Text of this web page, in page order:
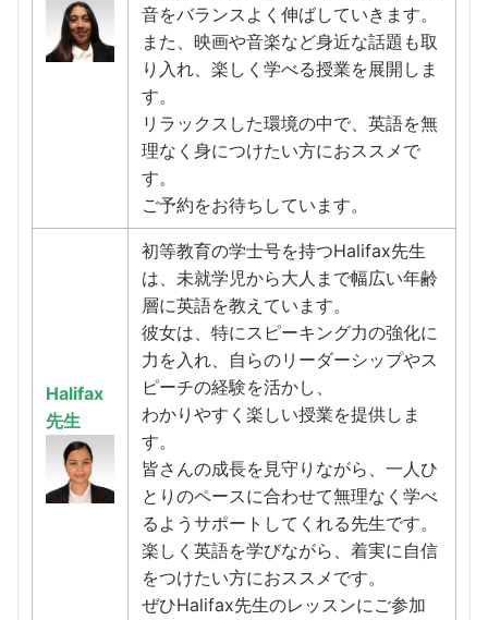
音をバランスよく伸ばしていきます。
また、映画や音楽など身近な話題も取
り入れ、楽しく学べる授業を展開しま
す。
リラックスした環境の中で、英語を無
理なく身につけたい方におススメで
す。
ご予約をお待ちしています。
Halifax
先生
初等教育の学士号を持つHalifax先生
は、未就学児から大人まで幅広い年齢
層に英語を教えています。
彼女は、特にスピーキング力の強化に
力を入れ、自らのリーダーシップやス
ピーチの経験を活かし、
わかりやすく楽しい授業を提供しま
す。
皆さんの成長を見守りながら、一人ひ
とりのペースに合わせて無理なく学べ
るようサポートしてくれる先生です。
楽しく英語を学びながら、着実に自信
をつけたい方におススメです。
ぜひHalifax先生のレッスンにご参加